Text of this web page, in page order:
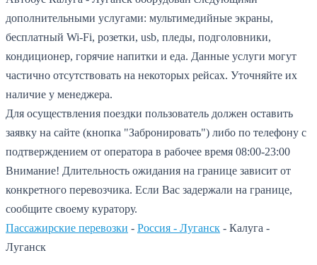
дополнительными услугами: мультимедийные экраны,
бесплатный Wi-Fi, розетки, usb, пледы, подголовники,
кондиционер, горячие напитки и еда. Данные услуги могут
частично отсутствовать на некоторых рейсах. Уточняйте их
наличие у менеджера.
Для осуществления поездки пользователь должен оставить
заявку на сайте (кнопка "Забронировать") либо по телефону с
подтверждением от оператора в рабочее время 08:00-23:00
Внимание! Длительность ожидания на границе зависит от
конкретного перевозчика. Если Вас задержали на границе,
сообщите своему куратору.
Пассажирские перевозки - Россия - Луганск - Калуга -
Луганск